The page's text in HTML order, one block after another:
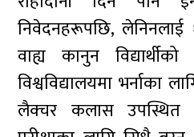
निवेदनहरूपछि, लेनिनलाई
वाह्य कानुन
विश्वविद्यालयमा भर्नाका
लैक्चर कलास